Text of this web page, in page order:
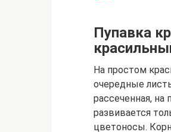
Пупавка
На простом
очередные
рассеченная,
развивается
цветоносы.